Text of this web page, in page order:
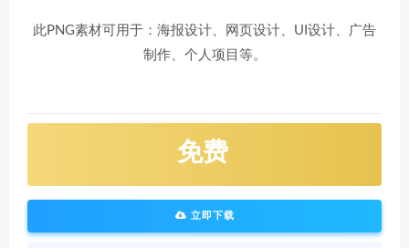
此PNG素材可用于：海报设计、网页设计、UI设计、广告
制作、个人项目等。
免费
立即下载